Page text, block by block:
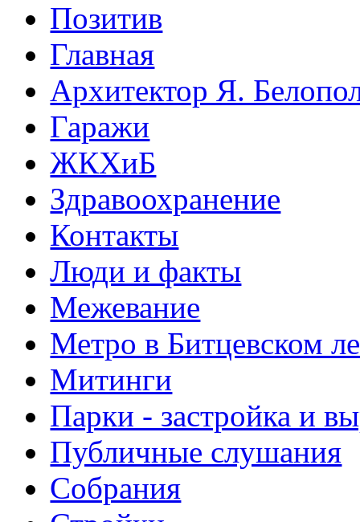
Позитив
Главная
Архитектор Я.
Гаражи
ЖКХиБ
Здравоохранение
Контакты
Люди и факты
Межевание
Метро в Битцевском
Митинги
Парки - застройка и
Публичные слушания
Собрания